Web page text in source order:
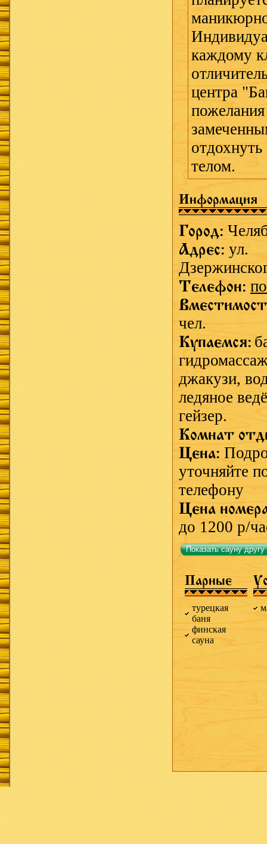
каждому
центра
телом.
Информация
Город:
Адрес: ул.
Телефон:
чел.
Купаемся:
джакузи,
ледяное
гейзер.
Комнат
Цена:
уточняйте
телефону
Цена
до 1200 р/
Показать сауну другу
Парные
турецкая
баня
финская
сауна